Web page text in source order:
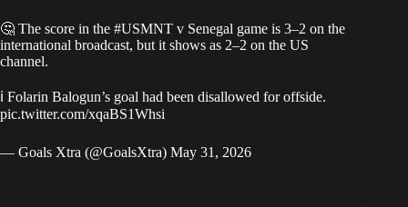
🤔 The score in the #USMNT v Senegal game is 3–2 on the
international broadcast, but it shows as 2–2 on the US
channel.
ℹ️ Folarin Balogun’s goal had been disallowed for offside.
pic.twitter.com/xqaBS1Whsi
— Goals Xtra (@GoalsXtra) May 31, 2026